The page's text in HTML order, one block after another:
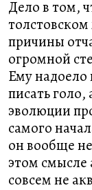
Дело в том,
причины
огромной
Ему надоело
писать голо,
эволюции
самого
он вообще
этом смысле
совсем не